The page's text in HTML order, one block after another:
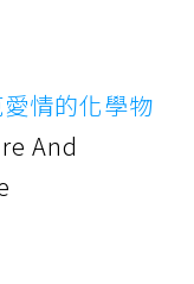
情的化學物
And